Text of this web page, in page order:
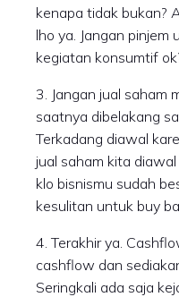
kenapa tidak bukan?
lho ya. Jangan pinjem
kegiatan konsumtif
3. Jangan jual saham
saatnya dibelakang
Terkadang diawal
jual saham kita
klo bisnismu sudah
kesulitan untuk buy
4. Terakhir ya.
cashflow dan
Seringkali ada saja